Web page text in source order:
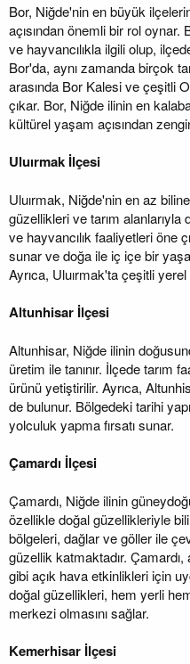
Bor, Niğde'nin en büyük
açısından önemli bir rol
ve hayvancılıkla ilgili olup,
Bor'da, aynı zamanda birçok
arasında Bor Kalesi ve çeşitli
çıkar. Bor, Niğde ilinin en
kültürel yaşam açısından
Uluırmak İlçesi
Uluırmak, Niğde'nin en az
güzellikleri ve tarım
ve hayvancılık faaliyetleri öne
sunar ve doğa ile iç içe bir
Ayrıca, Uluırmak'ta çeşitli
Altunhisar İlçesi
Altunhisar, Niğde ilinin
üretim ile tanınır. İlçede tarım
ürünü yetiştirilir. Ayrıca,
de bulunur. Bölgedeki tarihi
yolculuk yapma fırsatı sunar.
Çamardı İlçesi
Çamardı, Niğde ilinin
özellikle doğal güzellikleriyle
bölgeleri, dağlar ve göller ile
güzellik katmaktadır. Çamardı,
gibi açık hava etkinlikleri için
doğal güzellikleri, hem yerli
merkezi olmasını sağlar.
Kemerhisar İlçesi